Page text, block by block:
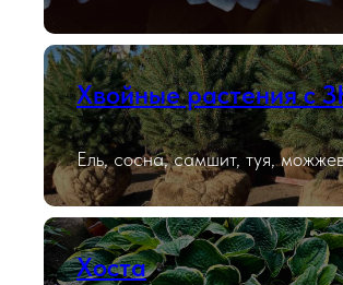
Хвойные растения с
Ель, сосна, самшит, туя,
Хоста